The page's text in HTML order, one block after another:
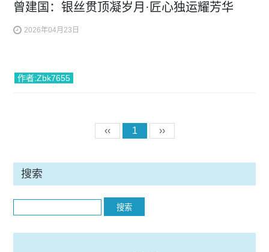
曾建国：银丝贯顶凝岁月·匠心独运耀芳华
2026年04月23日
作者:Zbk7655
‹‹ 1 ››
搜索
Search